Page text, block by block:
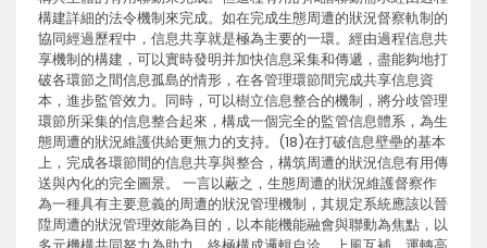
構建詳細的法令機制來完成。如在完成生態周遭的狀況督察軌制的
協同經過歷程中，信息共享就是極為主要的一環。經由過程信息共
享機制的構建，可以實時發明并加快信息采集和傳遞，盡能夠地打
破各環節之間信息孤島的情形，在各管理環節間完成共享信息資
本，進步監管效力。同時，可以樹立信息整合的機制，將分歧管理
環節所采集的信息整合起來，構成一個完全的監管信息體系，為生
態周遭的狀況維護供給更無力的支持。(18)在打破信息壁壘的基本
上，完成各環節間的信息共享與整合，構筑周遭的狀況信息有用傳
送與內化的完全圖景。 一言以蔽之，生態周遭的狀況維護督察作
為一種具有主要意義的周遭的狀況管理機制，其規定系統應該以晉
陞周遭的狀況管理效能為目的，以本能機能融會與聯動為焦點，以